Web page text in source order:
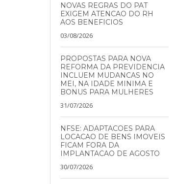
NOVAS REGRAS DO PAT
EXIGEM ATENCAO DO RH
AOS BENEFICIOS
03/08/2026
PROPOSTAS PARA NOVA
REFORMA DA PREVIDENCIA
INCLUEM MUDANCAS NO
MEI, NA IDADE MINIMA E
BONUS PARA MULHERES
31/07/2026
NFSE: ADAPTACOES PARA
LOCACAO DE BENS IMOVEIS
FICAM FORA DA
IMPLANTACAO DE AGOSTO
30/07/2026